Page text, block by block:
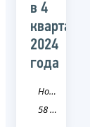
в 4
квартале
2024
года
Новость
58 Пензенская область